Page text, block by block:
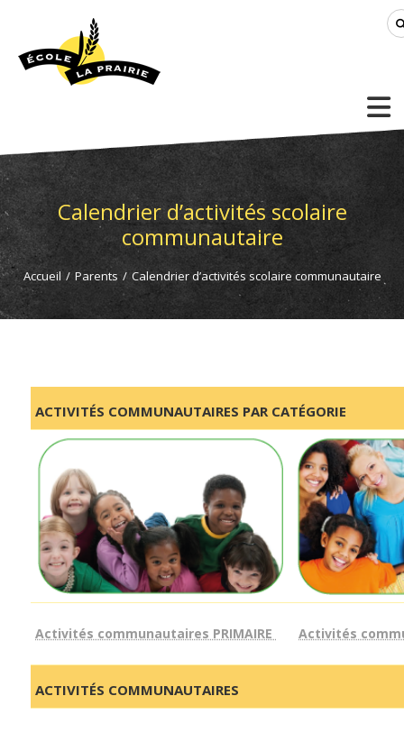
Calendrier d’activités scolaire
communautaire
Accueil / Parents / Calendrier d’activités scolaire communautaire
ACTIVITÉS COMMUNAUTAIRES PAR CATÉGORIE
Activités communautaires PRIMAIRE Activités
ACTIVITÉS COMMUNAUTAIRES